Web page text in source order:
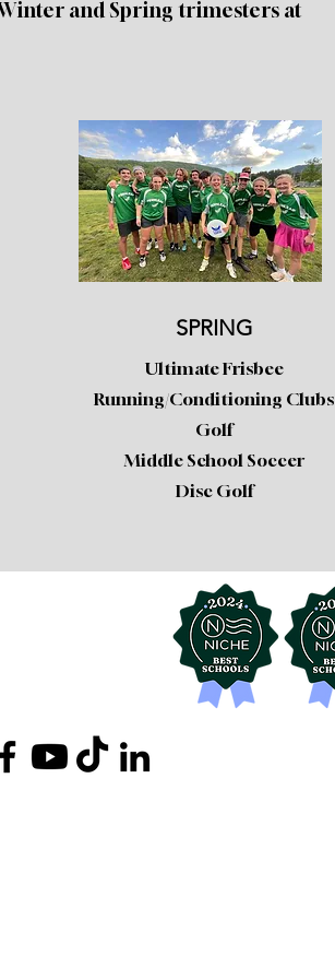
and Spring trimesters at
SPRING
Ultimate Frisbee
Running/Conditioning Clubs
Golf
Middle School Soccer
Disc Golf